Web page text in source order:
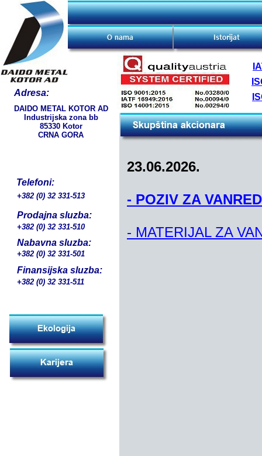
Adresa:
DAIDO METAL KOTOR AD
Industrijska zona bb
85330 Kotor
CRNA GORA
Telefoni:
+382 (0) 32 331-510
+382 (0) 32 331-513
Prodajna sluzba:
Nabavna sluzba:
Finansijska sluzba:
+382 (0) 32 331-501
+382 (0) 32 331-511
23.06.2026.
- POZIV ZA
- MATERIJAL ZA